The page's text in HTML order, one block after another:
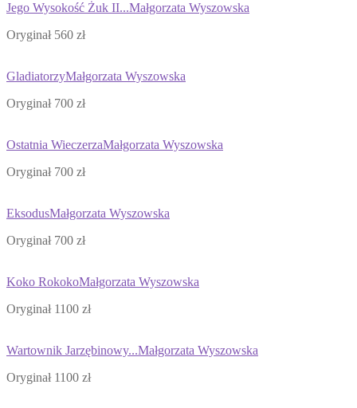
Jego Wysokość Żuk II...Małgorzata Wyszowska
Oryginał 560 zł
GladiatorzyMałgorzata Wyszowska
Oryginał 700 zł
Ostatnia WieczerzaMałgorzata Wyszowska
Oryginał 700 zł
EksodusMałgorzata Wyszowska
Oryginał 700 zł
Koko RokokoMałgorzata Wyszowska
Oryginał 1100 zł
Wartownik Jarzębinowy...Małgorzata Wyszowska
Oryginał 1100 zł